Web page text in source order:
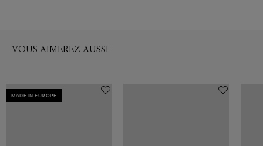
VOUS AIMEREZ AUSSI
MADE IN EUROPE